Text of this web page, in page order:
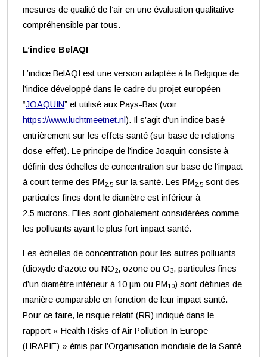
mesures de qualité de l’air en une évaluation qualitative
compréhensible par tous.
L’indice BelAQI
L’indice BelAQI est une version adaptée à la Belgique de
l’indice développé dans le cadre du projet européen
“JOAQUIN” et utilisé aux Pays-Bas (voir
https://www.luchtmeetnet.nl). Il s’agit d’un indice basé
entrièrement sur les effets santé (sur base de relations
dose-effet). Le principe de l’indice Joaquin consiste à
définir des échelles de concentration sur base de l’impact
à court terme des PM2.5 sur la santé. Les PM2.5 sont des
particules fines dont le diamètre est inférieur à
2,5 microns. Elles sont globalement considérées comme
les polluants ayant le plus fort impact santé.
Les échelles de concentration pour les autres polluants
(dioxyde d’azote ou NO2, ozone ou O3, particules fines
d’un diamètre inférieur à 10 µm ou PM10) sont définies de
manière comparable en fonction de leur impact santé.
Pour ce faire, le risque relatif (RR) indiqué dans le
rapport « Health Risks of Air Pollution In Europe
(HRAPIE) » émis par l’Organisation mondiale de la Santé